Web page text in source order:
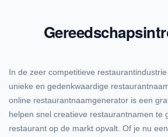
In de zeer competitieve
unieke en gedenkwaardige
online restaurantnaamgenerator is een
helpen snel creatieve restaurantnamen te
restaurant op de markt opvalt. Of je nu